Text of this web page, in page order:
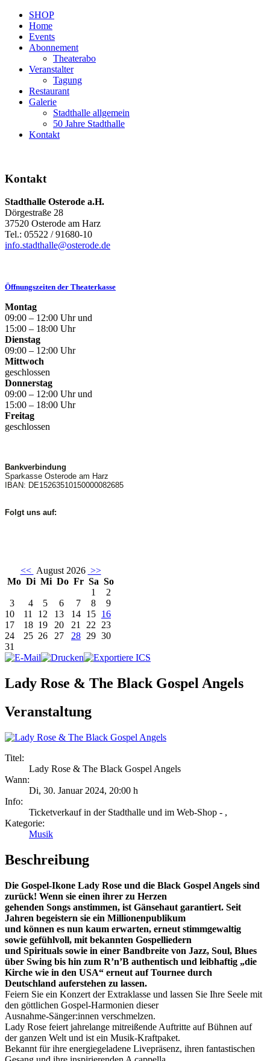
SHOP
Home
Events
Abonnement
Theaterabo
Veranstalter
Tagung
Restaurant
Galerie
Stadthalle allgemein
50 Jahre Stadthalle
Kontakt
Kontakt
Stadthalle Osterode a.H.
Dörgestraße 28
37520 Osterode am Harz
Tel.: 05522 / 91680-10
info.stadthalle@osterode.de
Öffnungszeiten der Theaterkasse
Montag
09:00 – 12:00 Uhr und
15:00 – 18:00 Uhr
Dienstag
09:00 – 12:00 Uhr
Mittwoch
geschlossen
Donnerstag
09:00 – 12:00 Uhr und
15:00 – 18:00 Uhr
Freitag
geschlossen
Bankverbindung
Sparkasse Osterode am Harz
IBAN: DE15263510150000082685
Folgt uns auf:
<< August 2026 >>
Mo Di Mi Do Fr Sa So
1
2
3
4 5 6 7 8
9
10
11 12 13 14 15 16
17
18 19 20 21 22 23
24
25 26 27 28 29 30
31
Lady Rose & The Black Gospel Angels
Veranstaltung
Titel:
Lady Rose & The Black Gospel Angels
Wann:
Di, 30. Januar 2024, 20:00 h
Info:
Ticketverkauf in der Stadthalle und im Web-Shop - ,
Kategorie:
Musik
Beschreibung
Die Gospel-Ikone Lady Rose und die Black Gospel Angels sind
zurück! Wenn sie einen ihrer zu Herzen
gehenden Songs anstimmen, ist Gänsehaut garantiert. Seit
Jahren begeistern sie ein Millionenpublikum
und können es nun kaum erwarten, erneut stimmgewaltig
sowie gefühlvoll, mit bekannten Gospelliedern
und Spirituals sowie in einer Bandbreite von Jazz, Soul, Blues
über Swing bis hin zum R’n’B authentisch und leibhaftig „die
Kirche wie in den USA“ erneut auf Tournee durch
Deutschland auferstehen zu lassen.
Feiern Sie ein Konzert der Extraklasse und lassen Sie Ihre Seele mit
den göttlichen Gospel-Harmonien dieser
Ausnahme-Sänger:innen verschmelzen.
Lady Rose feiert jahrelange mitreißende Auftritte auf Bühnen auf
der ganzen Welt und ist ein Musik-Kraftpaket.
Bekannt für ihre energiegeladene Livepräsenz, ihren fantastischen